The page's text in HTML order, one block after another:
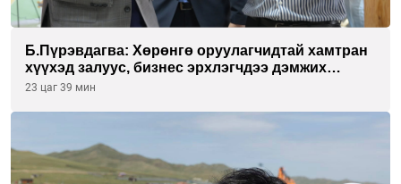
Б.Пүрэвдагва: Хөрөнгө оруулагчидтай хамтран
хүүхэд залуус, бизнес эрхлэгчдээ дэмжих
инкубатор төвүүдийг хотын захын
23 цаг 39 мин